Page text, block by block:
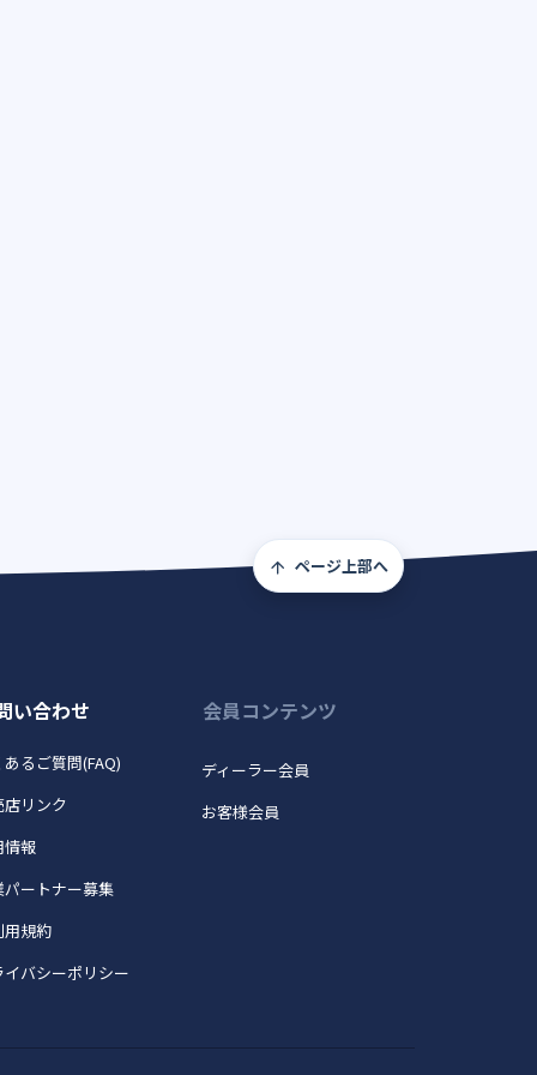
ページ上部へ
い合わせ
るご質問(FAQ)
店リンク
情報
パートナー募集
用規約
イバシーポリシー
会員コンテンツ
ディーラー会員
お客様会員